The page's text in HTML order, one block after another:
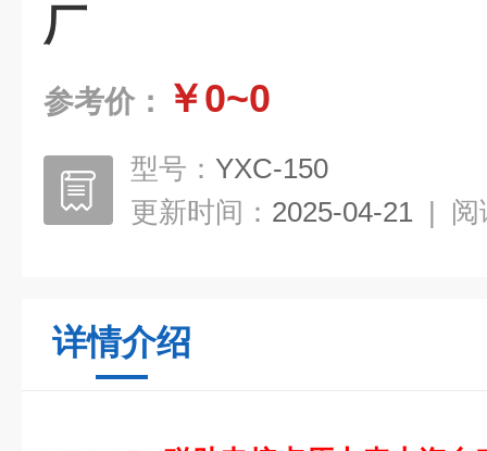
厂
参考价： ￥0~0
型号： YXC-150
更新时间： 2025-04-21 | 阅
详情介绍